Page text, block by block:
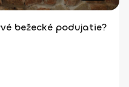
bežecké podujatie?